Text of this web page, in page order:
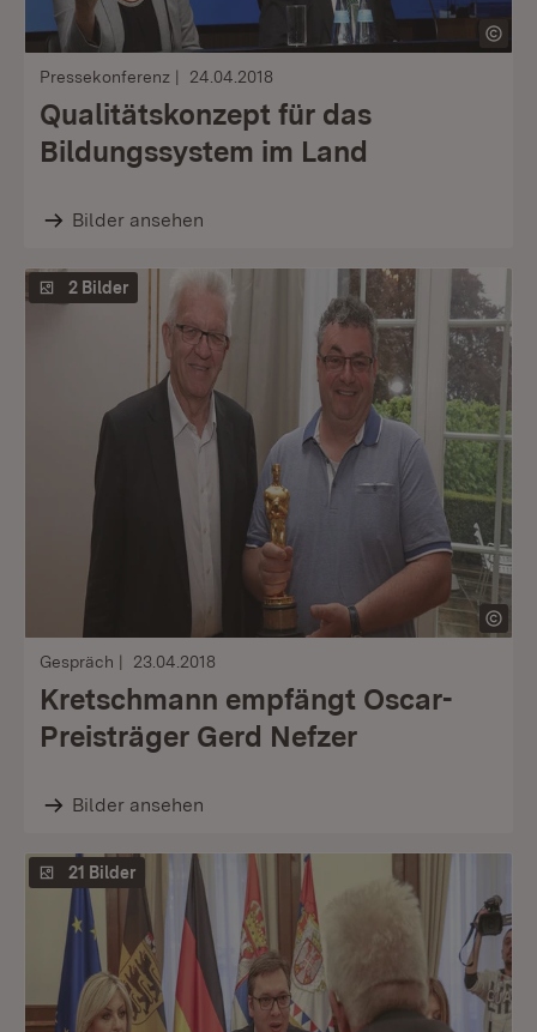
Pressekonferenz 24.04.2018
Qualitätskonzept für das
Bildungssystem im Land
Bilder ansehen
2 Bilder
Gespräch 23.04.2018
Kretschmann empfängt Oscar-
Preisträger Gerd Nefzer
Bilder ansehen
21 Bilder